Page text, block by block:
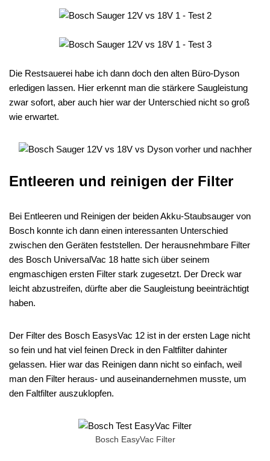
Die Restsauerei habe ich dann doch den alten Büro-Dyson
erledigen lassen. Hier erkennt man die stärkere Saugleistung
zwar sofort, aber auch hier war der Unterschied nicht so groß
wie erwartet.
Entleeren und reinigen der Filter
Bei Entleeren und Reinigen der beiden Akku-Staubsauger von
Bosch konnte ich dann einen interessanten Unterschied
zwischen den Geräten feststellen. Der herausnehmbare Filter
des Bosch UniversalVac 18 hatte sich über seinem
engmaschigen ersten Filter stark zugesetzt. Der Dreck war
leicht abzustreifen, dürfte aber die Saugleistung beeinträchtigt
haben.
Der Filter des Bosch EasysVac 12 ist in der ersten Lage nicht
so fein und hat viel feinen Dreck in den Faltfilter dahinter
gelassen. Hier war das Reinigen dann nicht so einfach, weil
man den Filter heraus- und auseinandernehmen musste, um
den Faltfilter auszuklopfen.
Bosch EasyVac Filter